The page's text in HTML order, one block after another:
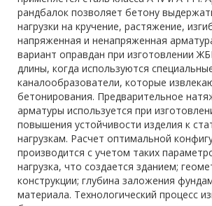
рандбалок позволяет бетону
нагрузки на кручение, растяжение,
напряженная и ненапряженная
вариант оправдан при изготовлении
длины, когда используются
каналообразователи, которые
бетонирования. Предварительное
арматуры используется при
повышения устойчивости изделия к
нагрузкам. Расчет оптимальной
производится с учетом таких
нагрузка, что создается зданием;
конструкции; глубина заложения
материала. Технологический процесс